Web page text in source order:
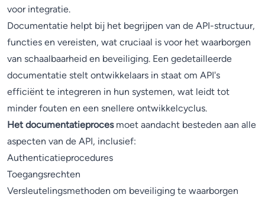
voor integratie.
Documentatie helpt bij het begrijpen van de API-structuur,
functies en vereisten, wat cruciaal is voor het waarborgen
van schaalbaarheid en beveiliging. Een gedetailleerde
documentatie stelt ontwikkelaars in staat om API's
efficiënt te integreren in hun systemen, wat leidt tot
minder fouten en een snellere ontwikkelcyclus.
Het documentatieprocesmoet aandacht besteden aan alle
aspecten van de API, inclusief:
Authenticatieprocedures
Toegangsrechten
Versleutelingsmethoden om beveiliging te waarborgen